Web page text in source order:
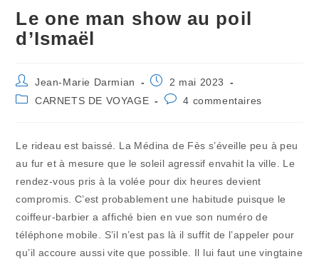
Le one man show au poil
d’Ismaël
Auteur/autrice
de
la
Jean-Marie Darmian
Publication
publiée :
2 mai 2023
PostCARNETS DE VOYAGE
Commentaires
4 commentaires
Le rideau est baissé. La Médina de Fès s’éveille peu à peu
au fur et à mesure que le soleil agressif envahit la ville. Le
rendez-vous pris à la volée pour dix heures devient
compromis. C’est probablement une habitude puisque le
coiffeur-barbier a affiché bien en vue son numéro de
téléphone mobile. S’il n’est pas là il suffit de l’appeler pour
qu’il accoure aussi vite que possible. Il lui faut une vingtaine